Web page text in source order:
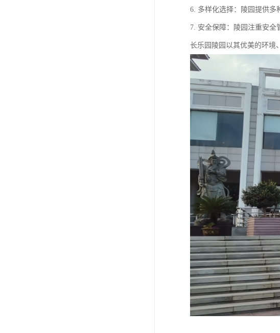
6. 多样化选择：陵园提供多
7. 安全保障：陵园注重安全
长乐园陵园以其优美的环境